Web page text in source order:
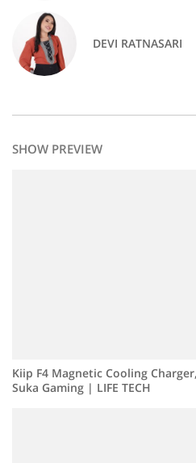
DEVI RATNASARI
SHOW PREVIEW
Kiip F4 Magnetic Cooling
Suka Gaming | LIFE TECH